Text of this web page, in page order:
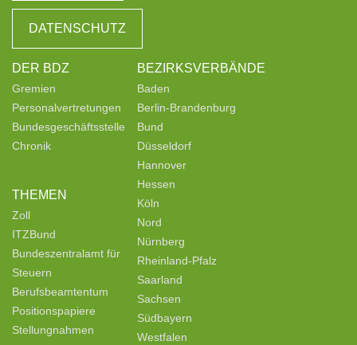
DATENSCHUTZ
DER BDZ
Gremien
Personalvertretungen
Bundesgeschäftsstelle
Chronik
THEMEN
Zoll
ITZBund
Bundeszentralamt für
Steuern
Berufsbeamtentum
Positionspapiere
Stellungnahmen
BEZIRKSVERBÄNDE
Baden
Berlin-Brandenburg
Bund
Düsseldorf
Hannover
Hessen
Köln
Nord
Nürnberg
Rheinland-Pfalz
Saarland
Sachsen
Südbayern
Westfalen